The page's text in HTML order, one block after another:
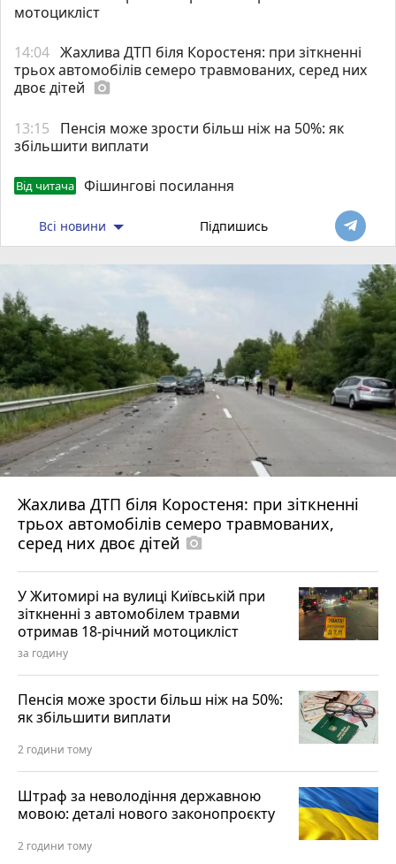
мотоцикліст
14:04 Жахлива ДТП біля Коростеня: при зіткненні
трьох автомобілів семеро травмованих, серед них
двоє дітей photo_camera
13:15
Пенсія може зрости більш ніж на 50%: як
збільшити виплати
Від читача Фішингові посилання
Всі новини Підпишись
Жахлива ДТП біля Коростеня: при зіткненні
трьох автомобілів семеро травмованих,
серед них двоє дітей photo_camera
У Житомирі на вулиці Київській при
зіткненні з автомобілем травми
отримав 18-річний мотоцикліст
за годину
Пенсія може зрости більш ніж на 50%:
як збільшити виплати
2 години тому
Штраф за неволодіння державною
мовою: деталі нового законопроєкту
2 години тому